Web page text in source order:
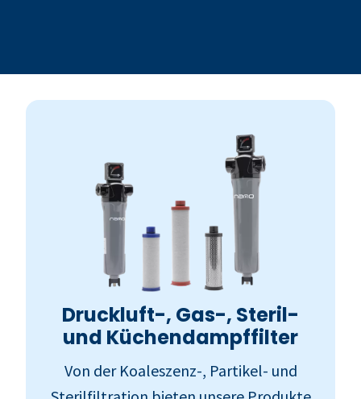
Druckluft-, Gas-, Steril-
und Küchendampffilter
Von der Koaleszenz-, Partikel- und